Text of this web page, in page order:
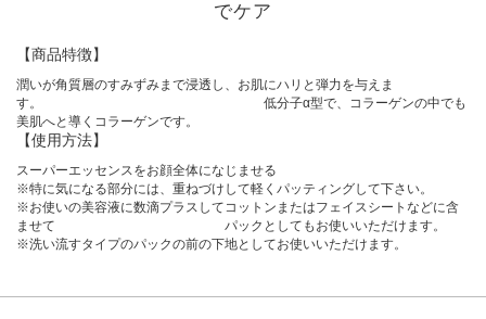
でケア
【商品特徴】
潤いが角質層のすみずみまで浸透し、お肌にハリと弾力を与えま
す。 低分子α型で、コラーゲンの中でも
美肌へと導くコラーゲンです。
【使用方法】
スーパーエッセンスをお顔全体になじませる
※特に気になる部分には、重ねづけして軽くパッティングして下さい。
※お使いの美容液に数滴プラスしてコットンまたはフェイスシートなどに含
ませて パックとしてもお使いいただけます。
※洗い流すタイプのパックの前の下地としてお使いいただけます。